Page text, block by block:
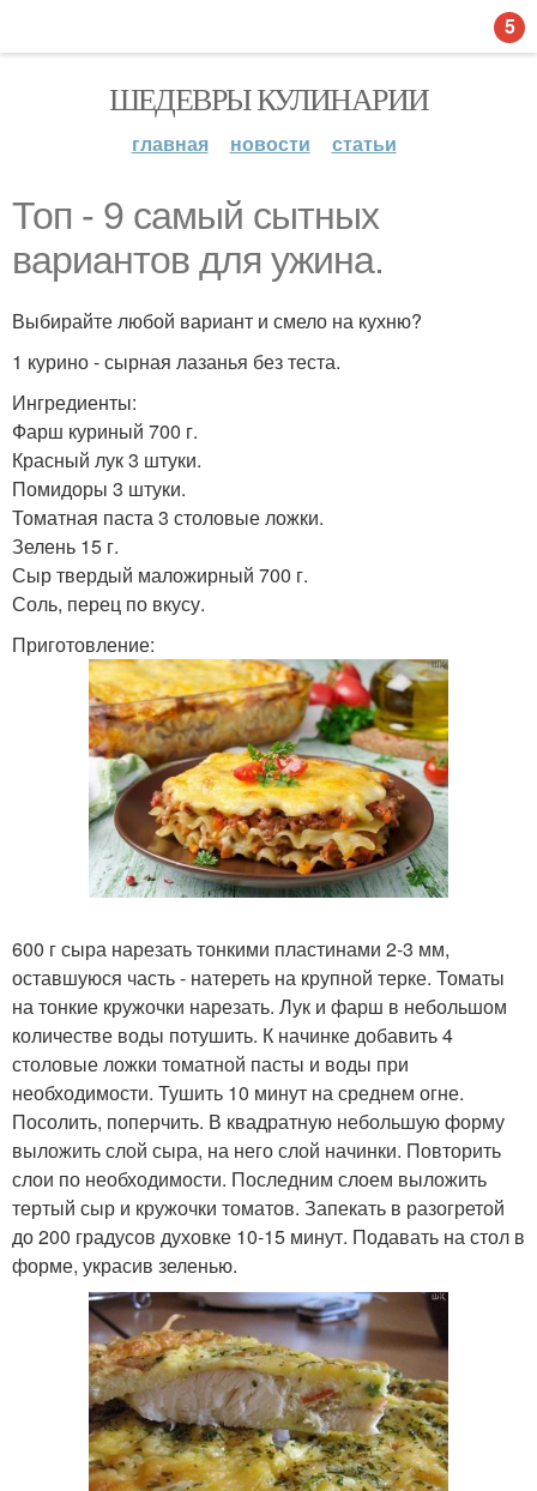
ШЕДЕВРЫ КУЛИНАРИИ
главная новости статьи
Топ - 9 самый сытных
вариантов для ужина.
Выбирайте любой вариант и смело на кухню?
1 курино - сырная лазанья без теста.
Ингредиенты:
Фарш куриный 700 г.
Красный лук 3 штуки.
Помидоры 3 штуки.
Томатная паста 3 столовые ложки.
Зелень 15 г.
Сыр твердый маложирный 700 г.
Соль, перец по вкусу.
Приготовление:
600 г сыра нарезать тонкими пластинами 2-3 мм,
оставшуюся часть - натереть на крупной терке. Томаты
на тонкие кружочки нарезать. Лук и фарш в небольшом
количестве воды потушить. К начинке добавить 4
столовые ложки томатной пасты и воды при
необходимости. Тушить 10 минут на среднем огне.
Посолить, поперчить. В квадратную небольшую форму
выложить слой сыра, на него слой начинки. Повторить
слои по необходимости. Последним слоем выложить
тертый сыр и кружочки томатов. Запекать в разогретой
до 200 градусов духовке 10-15 минут. Подавать на стол в
форме, украсив зеленью.
5